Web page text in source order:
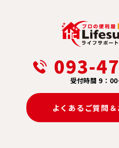
093-
受付時間 9：
よくあるご質問